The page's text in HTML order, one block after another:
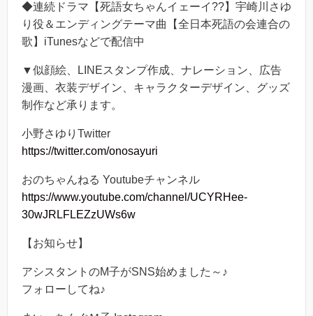
◆連続ドラマ【死語女ちゃんイェーイ??】宇崎川さゆ
り役＆エンディングテーマ曲【全日本死語の会連合の
歌】iTunesなどで配信中
▼似顔絵、LINEスタンプ作成、ナレーション、広告
漫画、衣装デザイン、キャラクターデザイン、グッズ
制作など承ります。
小野さゆりTwitter
https://twitter.com/onosayuri
おのちゃんねる Youtubeチャンネル
https://www.youtube.com/channel/UCYRHee-
30wJRLFLEZzUWs6w
【お知らせ】
アシスタントのM子がSNS始めました～♪
フォローしてね♪